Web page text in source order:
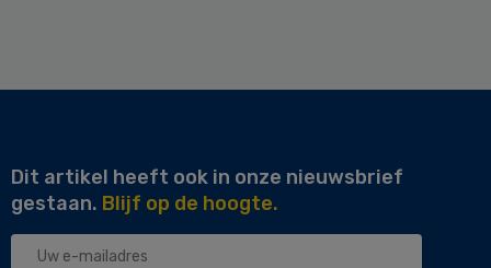
Dit artikel heeft ook in onze nieuwsbrief
gestaan. Blijf op de hoogte.
Uw